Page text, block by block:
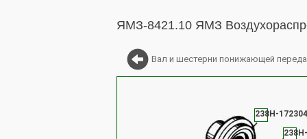
ЯМЗ-8421.10 ЯМЗ
Вал и шестерни понижающей
238Н-